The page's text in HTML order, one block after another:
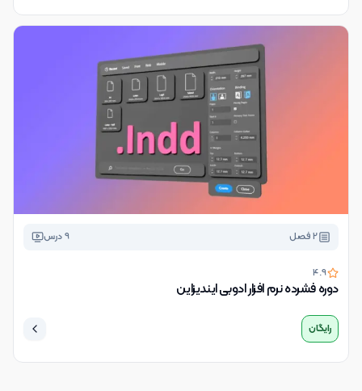
2فصل 9درس
4.9
دوره فشرده نرم افزار ادوبی ایندیزاین
رایگان